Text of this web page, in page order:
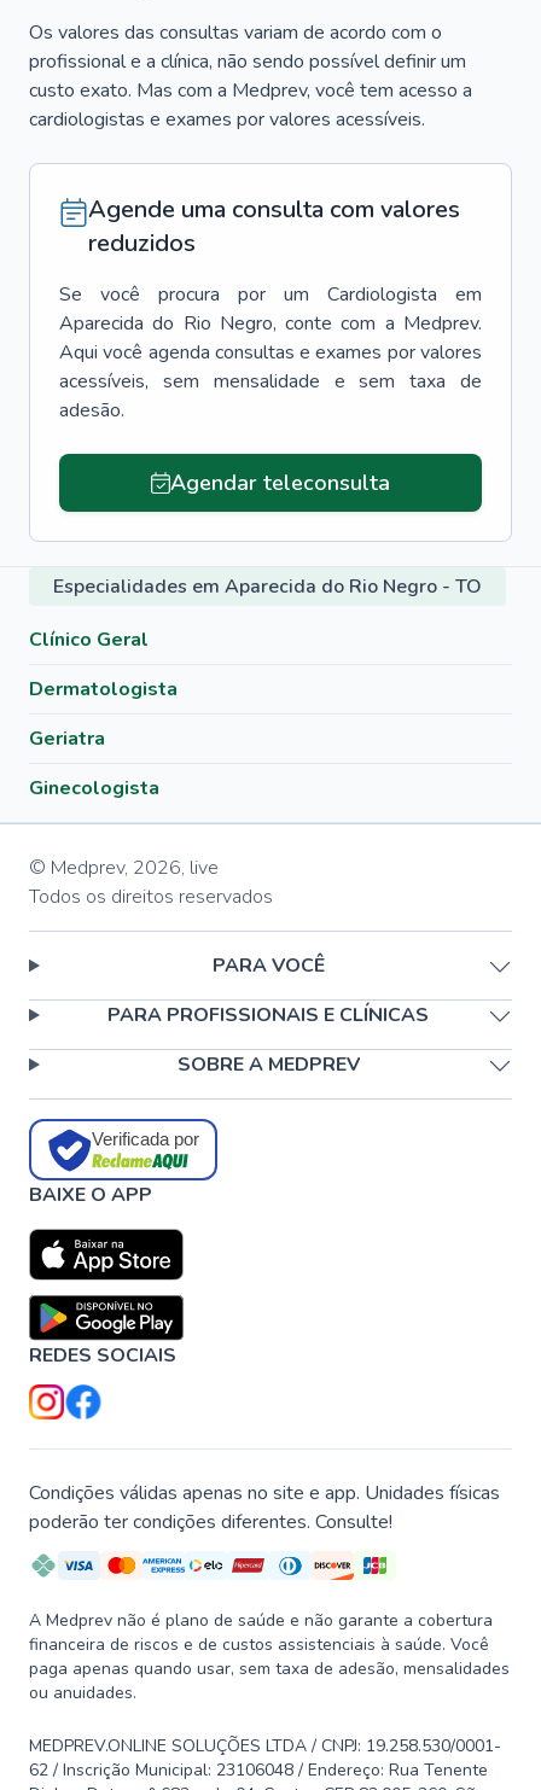
Os valores das consultas variam de acordo com o
profissional e a clínica, não sendo possível definir um
custo exato. Mas com a Medprev, você tem acesso a
cardiologistas e exames por valores acessíveis.
Agende uma consulta com valores
reduzidos
Se você procura por um Cardiologista
em
Aparecida do Rio Negro, conte com a Medprev.
Aqui você agenda consultas e exames por valores
acessíveis, sem mensalidade e sem taxa de
adesão.
Agendar teleconsulta
Especialidades em Aparecida do Rio Negro - TO
Clínico Geral
Dermatologista
Geriatra
Ginecologista
© Medprev, 2026, live
Todos os direitos reservados
PARA VOCÊ
PARA PROFISSIONAIS E CLÍNICAS
SOBRE A MEDPREV
Verificada por
BAIXE O APP
REDES SOCIAIS
Condições válidas apenas no site e app. Unidades físicas
poderão ter condições diferentes. Consulte!
A Medprev não é plano de saúde e não garante a cobertura
financeira de riscos e de custos assistenciais à saúde. Você
paga apenas quando usar, sem taxa de adesão, mensalidades
ou anuidades.
MEDPREV.ONLINE SOLUÇÕES LTDA / CNPJ: 19.258.530/0001-
62 / Inscrição Municipal: 23106048 / Endereço: Rua Tenente